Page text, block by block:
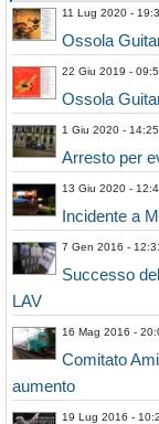
11 Lug 2020 -
Ossola
22 Giu 2019 -
Ossola
1 Giu 2020 - 14:25
Arresto per
13 Giu 2020 -
Incidente a
7 Gen 2016 -
Successo
LAV
16 Mag 2016 -
Comitato
aumento
19 Lug 2016 -